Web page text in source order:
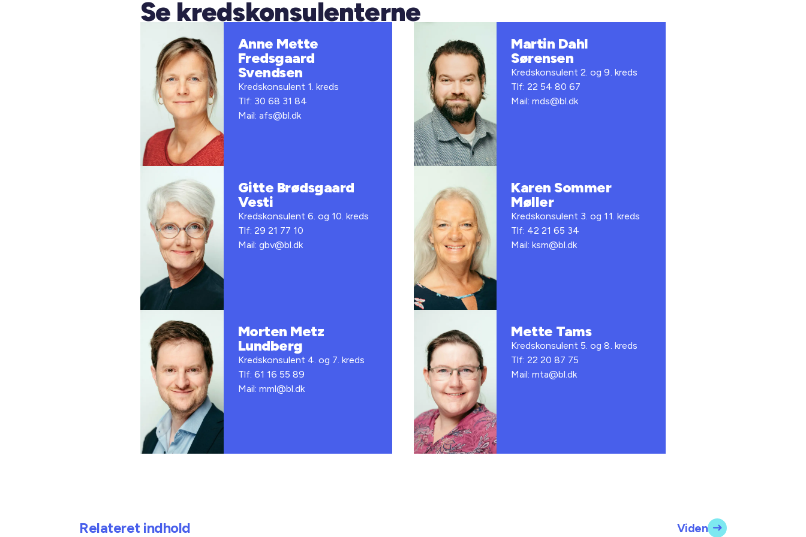
Se kredskonsulenterne
Anne Mette
Fredsgaard
Svendsen
Kredskonsulent 1. kreds
Tlf: 30 68 31 84
Mail: afs@bl.dk
Martin Dahl
Sørensen
Kredskonsulent 2. og 9. kreds
Tlf: 22 54 80 67
Mail: mds@bl.dk
Gitte Brødsgaard
Vesti
Kredskonsulent 6. og 10. kreds
Tlf: 29 21 77 10
Mail: gbv@bl.dk
Karen Sommer
Møller
Kredskonsulent 3. og 11. kreds
Tlf: 42 21 65 34
Mail: ksm@bl.dk
Morten Metz
Lundberg
Kredskonsulent 4. og 7. kreds
Tlf: 61 16 55 89
Mail: mml@bl.dk
Mette Tams
Kredskonsulent 5. og 8. kreds
Tlf: 22 20 87 75
Mail: mta@bl.dk
Relateret indhold Viden